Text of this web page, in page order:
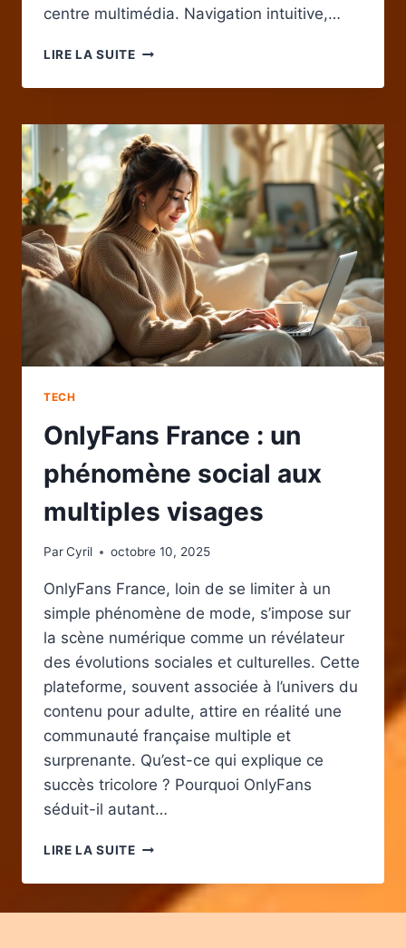
centre multimédia. Navigation intuitive,…
LIRE LA SUITEINSTALLER
SMARTERS
SUR
UNE
SMART
TV
LG
TECH
OnlyFans France : un
phénomène social aux
multiples visages
ParCyril octobre 10, 2025
OnlyFans France, loin de se limiter à un
simple phénomène de mode, s’impose sur
la scène numérique comme un révélateur
des évolutions sociales et culturelles. Cette
plateforme, souvent associée à l’univers du
contenu pour adulte, attire en réalité une
communauté française multiple et
surprenante. Qu’est-ce qui explique ce
succès tricolore ? Pourquoi OnlyFans
séduit-il autant…
LIRE LA SUITEONLYFANS
: